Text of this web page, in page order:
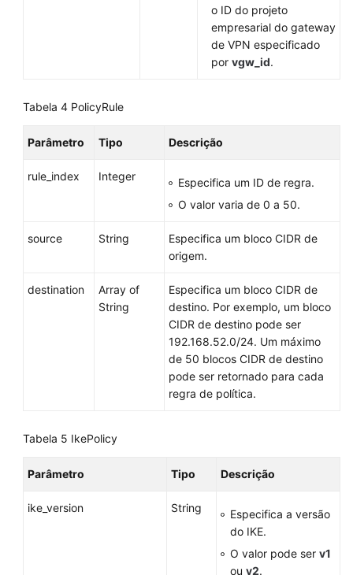
o ID do projeto
empresarial do gateway
de VPN especificado
por vgw_id.
Tabela 4 PolicyRule
Parâmetro Tipo Descrição
rule_index Integer
Especifica um ID de regra.
O valor varia de 0 a 50.
source String
Especifica um bloco CIDR de
origem.
destination
Array of
String
Especifica um bloco CIDR de
destino. Por exemplo, um bloco
CIDR de destino pode ser
192.168.52.0/24. Um máximo
de 50 blocos CIDR de destino
pode ser retornado para cada
regra de política.
Tabela 5 IkePolicy
Parâmetro Tipo Descrição
ike_version String
Especifica a versão
do IKE.
O valor pode ser v1
ou v2.